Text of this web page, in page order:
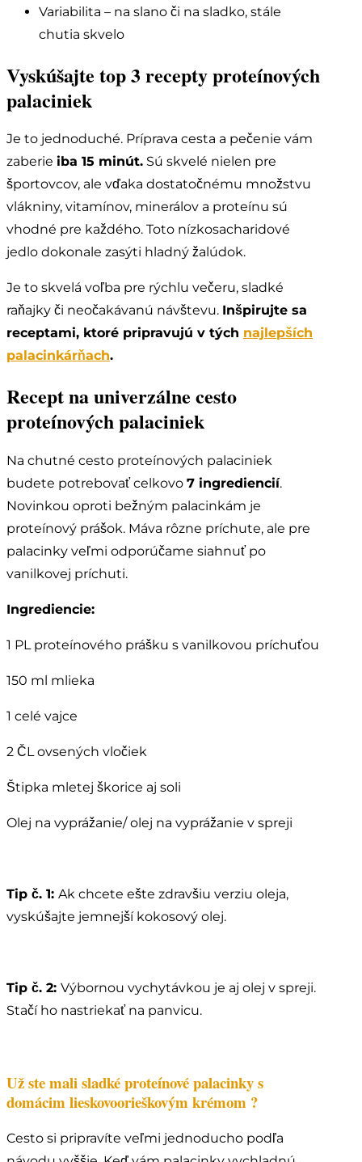
Variabilita – na slano či na sladko, stále
chutia skvelo
Vyskúšajte top 3 recepty proteínových
palaciniek
Je to jednoduché. Príprava cesta a pečenie vám
zaberie iba 15 minút. Sú skvelé nielen pre
športovcov, ale vďaka dostatočnému množstvu
vlákniny, vitamínov, minerálov a proteínu sú
vhodné pre každého. Toto nízkosacharidové
jedlo dokonale zasýti hladný žalúdok.
Je to skvelá voľba pre rýchlu večeru, sladké
raňajky či neočakávanú návštevu. Inšpirujte sa
receptami, ktoré pripravujú v tých najlepších
palacinkárňach.
Recept na univerzálne cesto
proteínových palaciniek
Na chutné cesto proteínových palaciniek
budete potrebovať celkovo 7 ingrediencií.
Novinkou oproti bežným palacinkám je
proteínový prášok. Máva rôzne príchute, ale pre
palacinky veľmi odporúčame siahnuť po
vanilkovej príchuti.
Ingrediencie:
1 PL proteínového prášku s vanilkovou príchuťou
150 ml mlieka
1 celé vajce
2 ČL ovsených vločiek
Štipka mletej škorice aj soli
Olej na vyprážanie/ olej na vyprážanie v spreji
Tip č. 1: Ak chcete ešte zdravšiu verziu oleja,
vyskúšajte jemnejší kokosový olej.
Tip č. 2: Výbornou vychytávkou je aj olej v spreji.
Stačí ho nastriekať na panvicu.
Už ste mali sladké proteínové palacinky s
domácim lieskovoorieškovým krémom ?
Cesto si pripravíte veľmi jednoducho podľa